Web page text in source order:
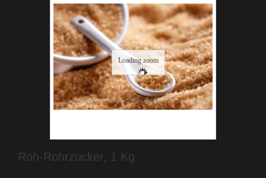
Loading zoom
Roh-Rohrzucker, 1 Kg